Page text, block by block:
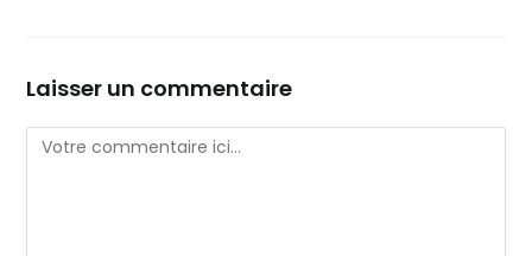
Laisser un commentaire